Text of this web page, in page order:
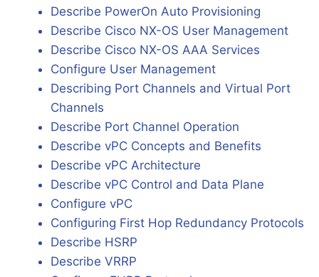
Describe PowerOn Auto Provisioning
Describe Cisco NX-OS User Management
Describe Cisco NX-OS AAA Services
Configure User Management
Describing Port Channels and Virtual Port
Channels
Describe Port Channel Operation
Describe vPC Concepts and Benefits
Describe vPC Architecture
Describe vPC Control and Data Plane
Configure vPC
Configuring First Hop Redundancy Protocols
Describe HSRP
Describe VRRP